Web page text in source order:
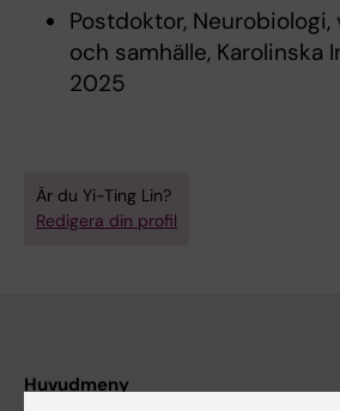
Postdoktor,
och samhälle, Karolinska
2025
Är du Yi-Ting Lin?
Redigera din profil
Huvudmeny